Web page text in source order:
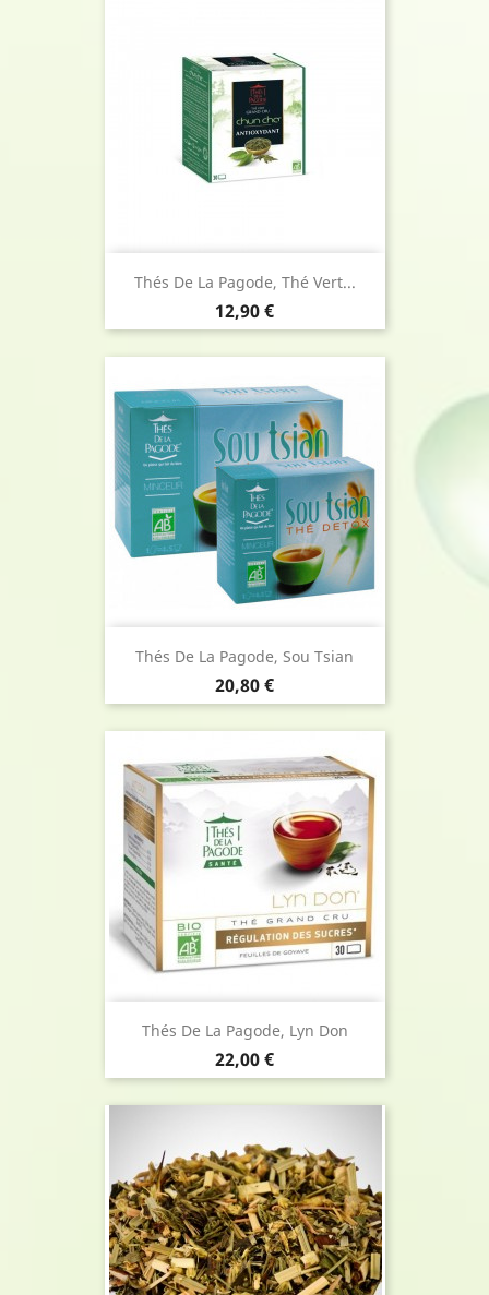
Thés De La Pagode, Thé Vert...
Prix
12,90 €
Thés De La Pagode, Sou Tsian
Prix
20,80 €
Thés De La Pagode, Lyn Don
Prix
22,00 €